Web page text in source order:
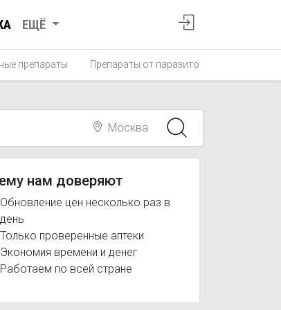
ЕЩЁ
препараты Препараты от паразитов
Москва
нам доверяют
Обновление цен несколько раз в
день
Только проверенные аптеки
Экономия времени и денег
Работаем по всей стране